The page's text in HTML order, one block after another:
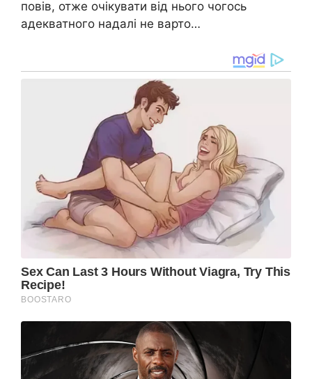
повів, отже очікувати від нього чогось
адекватного надалі не варто…